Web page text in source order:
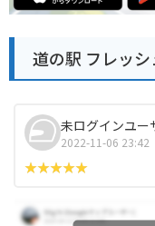
道の駅 フレッ
未ログインユー
2022-11-06 23:42